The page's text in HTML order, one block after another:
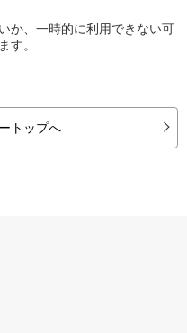
か、一時的に利用できない可
す。
トップへ